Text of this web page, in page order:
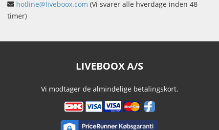
hotline@liveboox.com (Vi svarer alle hverdage inden 48
timer)
LIVEBOOX A/S
Vi modtager de almindelige betalingskort.